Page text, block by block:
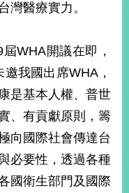
灣醫療實力。
WHA開議在即，
我國出席WHA，
是基本人權、普世
、有貢獻原則，籌
向國際社會傳達台
必要性，透過各種
國衛生部門及國際